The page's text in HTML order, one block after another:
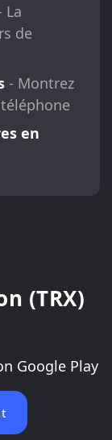
La
de
- Montrez
en
(TRX)
Google Play